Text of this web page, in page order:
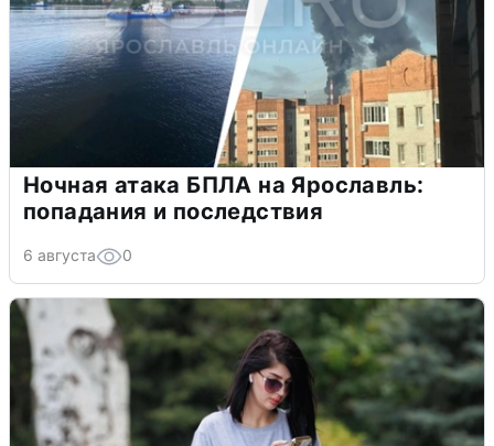
Ночная атака БПЛА на Ярославль:
попадания и последствия
6 августа 0